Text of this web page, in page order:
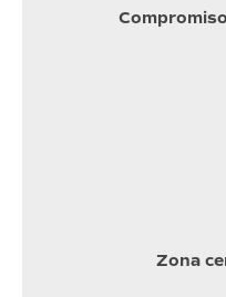
Zona